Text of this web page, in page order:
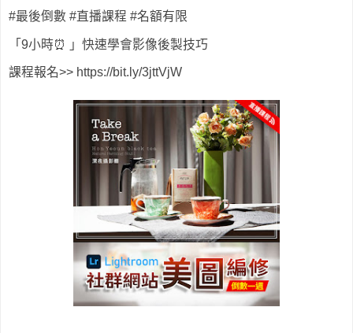
#最後倒數 #直播課程 #名額有限
「9小時⏰ 」快速學會影像後製技巧
課程報名>> https://bit.ly/3jttVjW